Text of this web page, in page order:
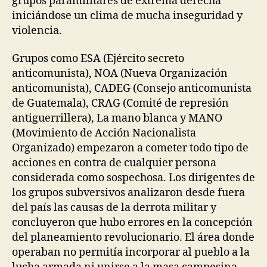
iniciándose un clima de mucha inseguridad y
violencia.
Grupos como ESA (Ejército secreto
anticomunista), NOA (Nueva Organización
anticomunista), CADEG (Consejo anticomunista
de Guatemala), CRAG (Comité de represión
antiguerrillera), La mano blanca y MANO
(Movimiento de Acción Nacionalista
Organizado) empezaron a cometer todo tipo de
acciones en contra de cualquier persona
considerada como sospechosa. Los dirigentes de
los grupos subversivos analizaron desde fuera
del país las causas de la derrota militar y
concluyeron que hubo errores en la concepción
del planeamiento revolucionario. El área donde
operaban no permitía incorporar al pueblo a la